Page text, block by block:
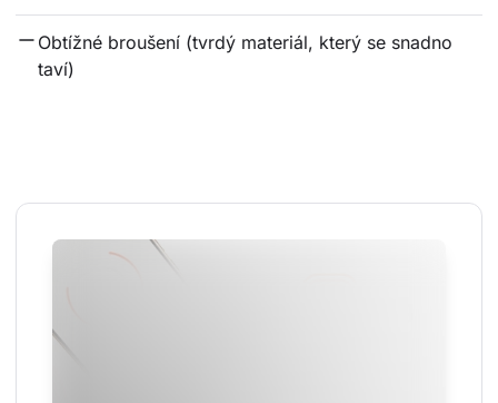
Obtížné broušení (tvrdý materiál, který se snadno
taví)